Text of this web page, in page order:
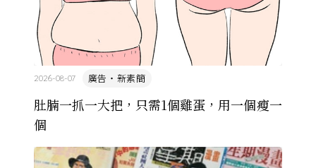
肚腩一抓一大把，只需1個雞蛋，用一個瘦一
個
廣告・新素簡
2026-08-07